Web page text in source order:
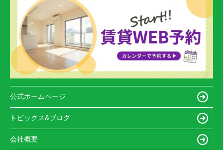
公式ホームページ
トピックス&ブログ
会社概要